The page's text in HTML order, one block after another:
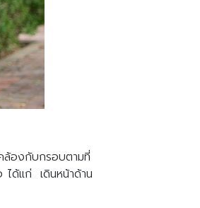
ล้องกับกรอบตามที่
ได้แก่ เดินหน้าด้าน